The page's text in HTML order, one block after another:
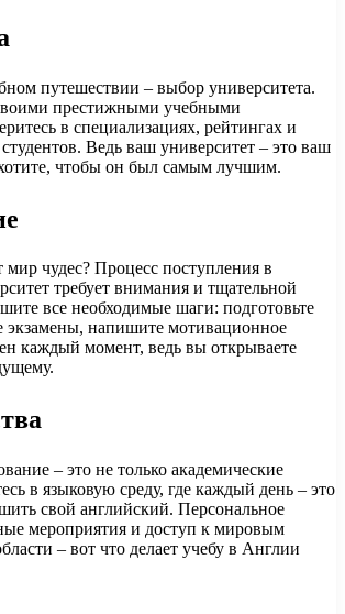
путешествии – выбор университета.
престижными учебными
в специализациях, рейтингах и
Ведь ваш университет – это ваш
чтобы он был самым лучшим.
мир чудес? Процесс поступления в
требует внимания и тщательной
все необходимые шаги: подготовьте
экзамены, напишите мотивационное
каждый момент, ведь вы открываете
– это не только академические
в языковую среду, где каждый день – это
свой английский. Персональное
мероприятия и доступ к мировым
– вот что делает учебу в Англии